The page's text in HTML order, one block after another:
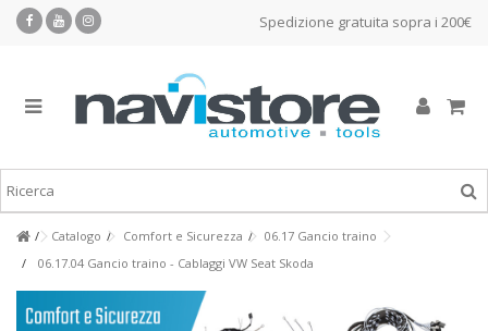
Spedizione gratuita sopra i 200€
Catalogo Comfort e Sicurezza
06.17 Gancio traino
06.17.04 Gancio traino - Cablaggi VW Seat Skoda